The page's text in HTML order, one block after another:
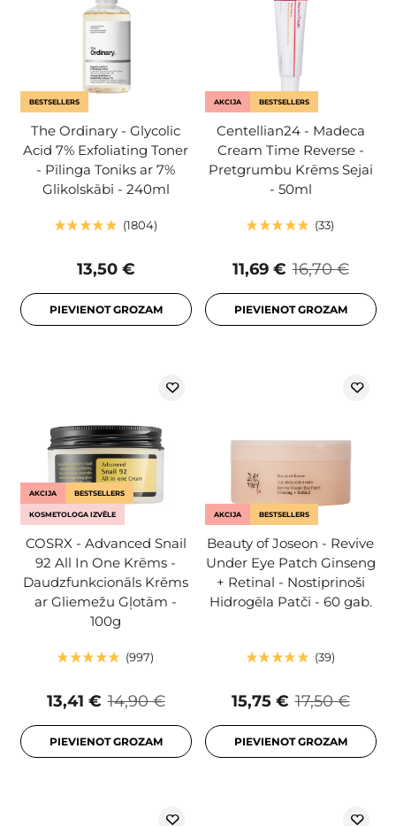
BESTSELLERS
The Ordinary - Glycolic
Acid 7% Exfoliating Toner
- Pīlinga Toniks ar 7%
Glikolskābi - 240ml
1804
13,50 €
PIEVIENOT GROZAM
AKCIJA BESTSELLERS
Centellian24 - Madeca
Cream Time Reverse -
Pretgrumbu Krēms Sejai
- 50ml
33
16,70 €
11,69 €
PIEVIENOT GROZAM
AKCIJA BESTSELLERS
KOSMETOLOGA IZVĒLE
COSRX - Advanced Snail
92 All In One Krēms -
Daudzfunkcionāls Krēms
ar Gliemežu Gļotām -
100g
997
14,90 €
13,41 €
PIEVIENOT GROZAM
AKCIJA BESTSELLERS
Beauty of Joseon - Revive
Under Eye Patch Ginseng
+ Retinal - Nostiprinoši
Hidrogēla Patči - 60 gab.
39
17,50 €
15,75 €
PIEVIENOT GROZAM